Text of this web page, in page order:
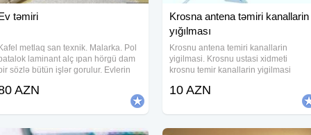
təmiri
Kafel metlaq san texnik. Malarka. Pol
laminant alç ıpan hörgü dam
bir sözlə bütün işlər gorulur. Evlerin
Evin tam təmirin də hayata
AZN
Krosna antena təmiri kanallarin
yığılması
Krosnu antena temiri kanallarin
yigilmasi. Krosnu ustasi xidmeti
krosnu temir kanallarin yigilmasi
10 AZN